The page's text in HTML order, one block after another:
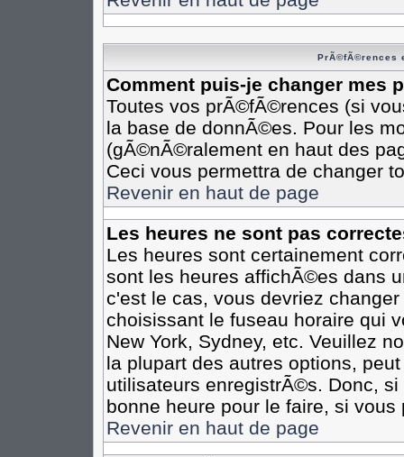
PrÃ©fÃ©rences
Comment puis-je changer mes
Toutes vos prÃ©fÃ©rences (si
la base de donnÃ©es. Pour les
(gÃ©nÃ©ralement en haut des
Ceci vous permettra de changer
Revenir en haut de page
Les heures ne sont pas
Les heures sont certainement
sont les heures affichÃ©es dans
c'est le cas, vous devriez
choisissant le fuseau horaire qui
New York, Sydney, etc. Veuillez
la plupart des autres options,
utilisateurs enregistrÃ©s. Donc,
bonne heure pour le faire, si
Revenir en haut de page